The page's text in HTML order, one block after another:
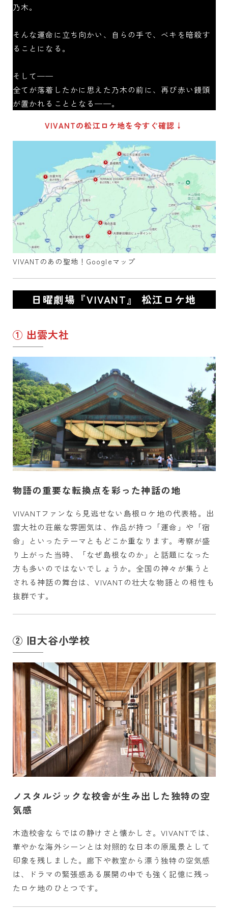
乃木。
そんな運命に立ち向かい、自らの手で、ベキを暗殺す
ることになる。
そして——
全てが落着したかに思えた乃木の前に、再び赤い饅頭
が置かれることとなる——。
VIVANTの松江ロケ地を今すぐ確認↓
VIVANTのあの聖地！Googleマップ
日曜劇場『VIVANT』 松江ロケ地
① 出雲大社
物語の重要な転換点を彩った神話の地
VIVANTファンなら見逃せない島根ロケ地の代表格。出
雲大社の荘厳な雰囲気は、作品が持つ「運命」や「宿
命」といったテーマともどこか重なります。考察が盛
り上がった当時、「なぜ島根なのか」と話題になった
方も多いのではないでしょうか。全国の神々が集うと
される神話の舞台は、VIVANTの壮大な物語との相性も
抜群です。
② 旧大谷小学校
ノスタルジックな校舎が生み出した独特の空
気感
木造校舎ならではの静けさと懐かしさ。VIVANTでは、
華やかな海外シーンとは対照的な日本の原風景として
印象を残しました。廊下や教室から漂う独特の空気感
は、ドラマの緊張感ある展開の中でも強く記憶に残っ
たロケ地のひとつです。